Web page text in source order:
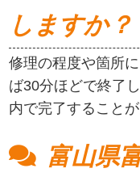
しますか？
修理の程度や箇所
ば30分ほどで終了
内で完了することが
富山県